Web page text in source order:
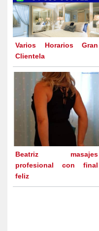
Varios Horarios Gran
Clientela
Beatriz masajes
profesional con final
feliz